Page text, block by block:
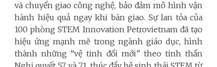
và chuyển giao công nghệ, bảo đảm mô hình vận
hành hiệu quả ngay khi bàn giao. Sự lan tỏa của
100 phòng STEM Innovation Petrovietnam đã tạo
hiệu ứng mạnh mẽ trong ngành giáo dục, hình
thành những “vệ tinh đổi mới” theo tinh thần